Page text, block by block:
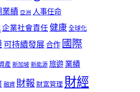
業績 亞洲 人事任命
企業社會責任健康全球化
可持續發展合作國際
產新加坡新能源旅遊業績
融資 財報 財富管理 財經